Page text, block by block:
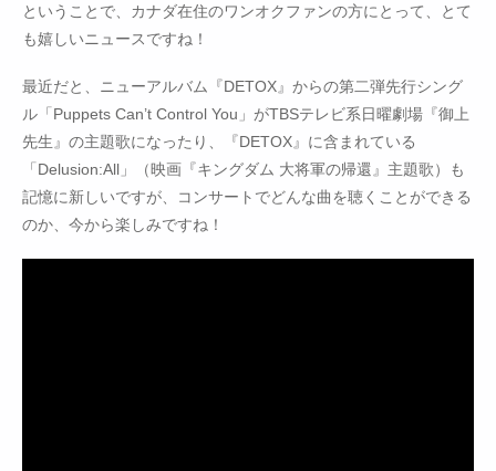
ということで、カナダ在住のワンオクファンの方にとって、とて
も嬉しいニュースですね！
最近だと、ニューアルバム『DETOX』からの第二弾先行シング
ル「Puppets Can’t Control You」がTBSテレビ系日曜劇場『御上
先生』の主題歌になったり、『DETOX』に含まれている
「Delusion:All」（映画『キングダム 大将軍の帰還』主題歌）も
記憶に新しいですが、コンサートでどんな曲を聴くことができる
のか、今から楽しみですね！